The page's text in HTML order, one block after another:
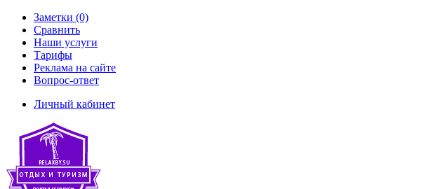
Заметки (0)
Сравнить
Наши услуги
Тарифы
Реклама на сайте
Вопрос-ответ
Личный кабинет